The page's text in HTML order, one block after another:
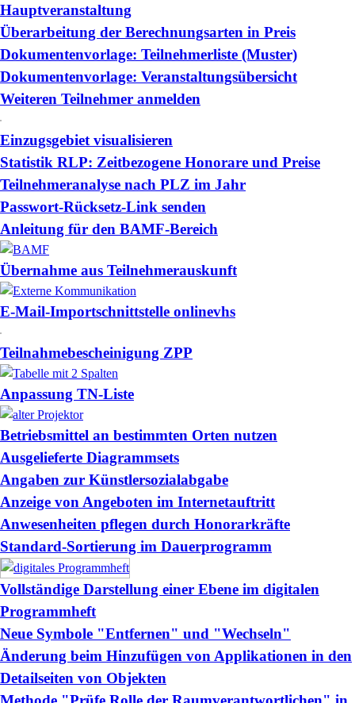
Hauptveranstaltung
Überarbeitung der Berechnungsarten in Preis
Dokumentenvorlage: Teilnehmerliste (Muster)
Dokumentenvorlage: Veranstaltungsübersicht
Weiteren Teilnehmer anmelden
Einzugsgebiet visualisieren
Statistik RLP: Zeitbezogene Honorare und Preise
Teilnehmeranalyse nach PLZ im Jahr
Passwort-Rücksetz-Link senden
Anleitung für den BAMF-Bereich
Übernahme aus Teilnehmerauskunft
E-Mail-Importschnittstelle onlinevhs
Teilnahmebescheinigung ZPP
Anpassung TN-Liste
Betriebsmittel an bestimmten Orten nutzen
Ausgelieferte Diagrammsets
Angaben zur Künstlersozialabgabe
Anzeige von Angeboten im Internetauftritt
Anwesenheiten pflegen durch Honorarkräfte
Standard-Sortierung im Dauerprogramm
Vollständige Darstellung einer Ebene im digitalen
Programmheft
Neue Symbole "Entfernen" und "Wechseln"
Änderung beim Hinzufügen von Applikationen in den
Detailseiten von Objekten